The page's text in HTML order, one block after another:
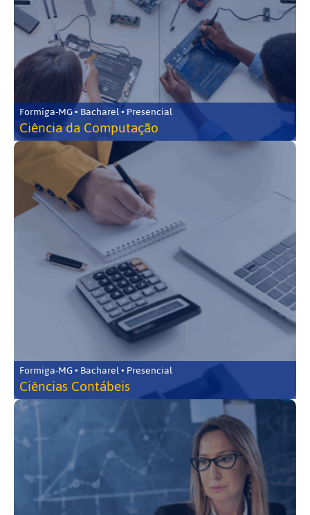
Formiga-MG • Bacharel • Presencial
Ciência da Computação
Formiga-MG • Bacharel • Presencial
Ciências Contábeis